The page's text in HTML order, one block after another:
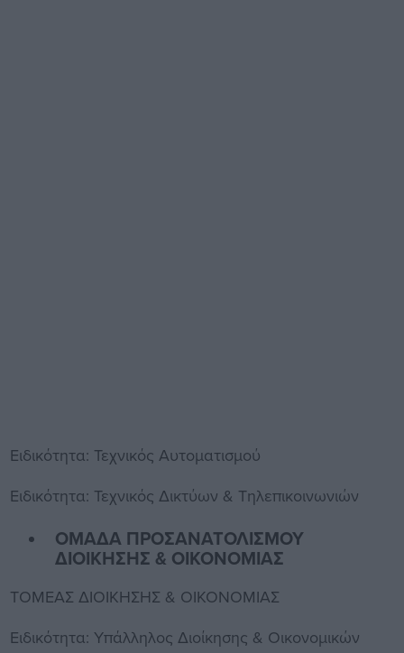
Ειδικότητα: Τεχνικός Αυτοματισμού
Ειδικότητα: Τεχνικός Δικτύων & Τηλεπικοινωνιών
ΟΜΑΔΑ ΠΡΟΣΑΝΑΤΟΛΙΣΜΟΥ
ΔΙΟΙΚΗΣΗΣ & ΟΙΚΟΝΟΜΙΑΣ
ΤΟΜΕΑΣ ΔΙΟΙΚΗΣΗΣ & ΟΙΚΟΝΟΜΙΑΣ
Ειδικότητα: Υπάλληλος Διοίκησης & Οικονομικών